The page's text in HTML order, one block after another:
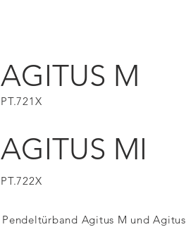
AGITUS M
PT.721X
Pendeltürband Agitus M und Agitus
PT.722X
AGITUS MI